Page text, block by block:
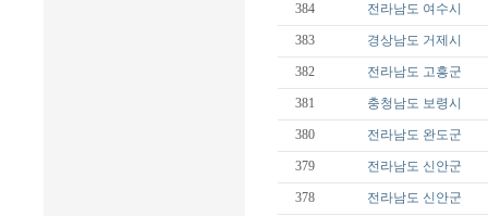
384 전라남도 여수시
383 경상남도 거제시
382 전라남도 고흥군
381 충청남도 보령시
380 전라남도 완도군
379 전라남도 신안군
378 전라남도 신안군